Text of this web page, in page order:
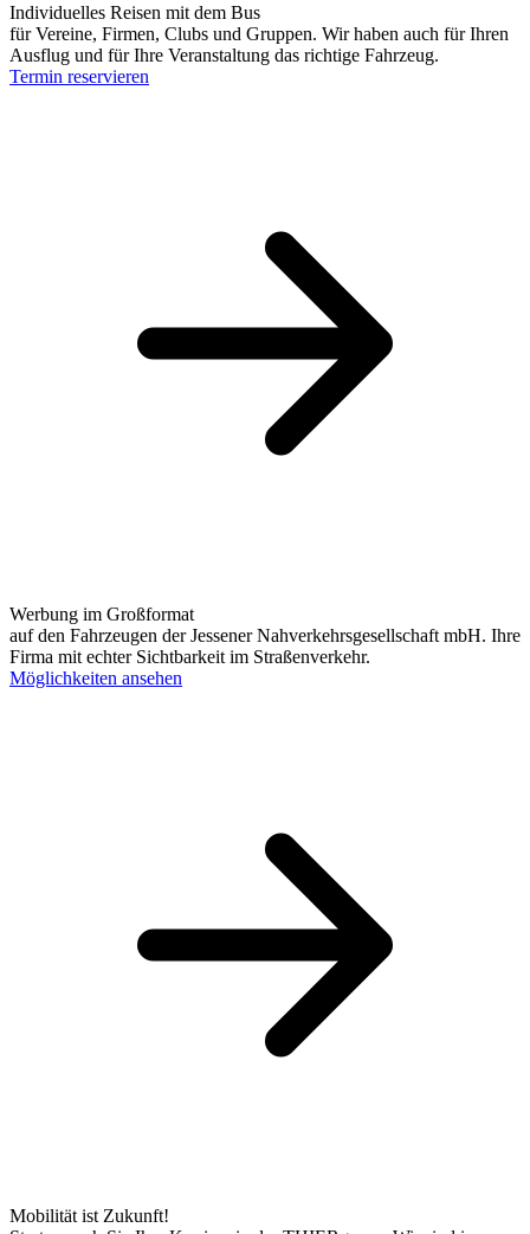
Individuelles Reisen mit dem Bus
für Vereine, Firmen, Clubs und Gruppen. Wir haben auch für Ihren
Ausflug und für Ihre Veranstaltung das richtige Fahrzeug.
Termin reservieren
Werbung im Großformat
auf den Fahrzeugen der Jessener Nahverkehrsgesellschaft mbH. Ihre
Firma mit echter Sichtbarkeit im Straßenverkehr.
Möglichkeiten ansehen
Mobilität ist Zukunft!